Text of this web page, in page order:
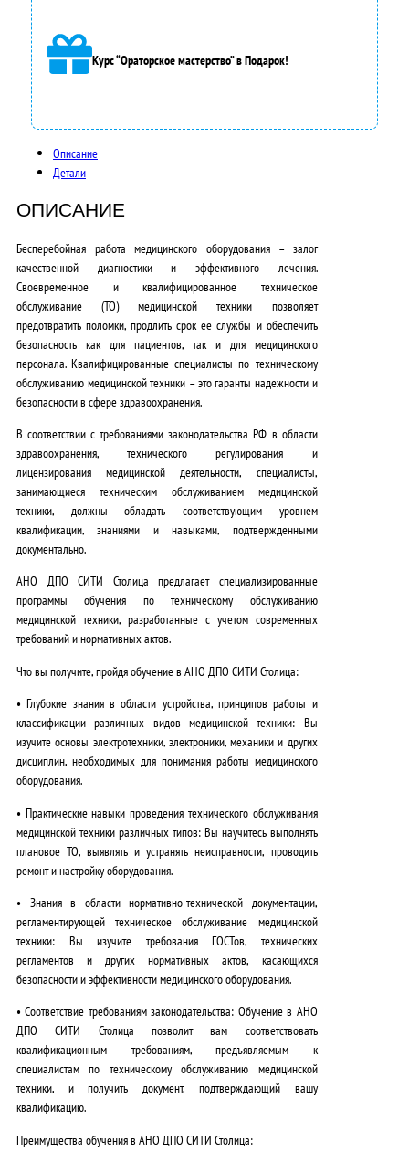
3
5
0
0
0
₽
.
Курс “Ораторское мастерство” в Подарок!
Описание
Детали
ОПИСАНИЕ
Бесперебойная работа медицинского оборудования – залог
качественной диагностики и эффективного лечения.
Своевременное и квалифицированное техническое
обслуживание (ТО) медицинской техники позволяет
предотвратить поломки, продлить срок ее службы и обеспечить
безопасность как для пациентов, так и для медицинского
персонала.Квалифицированные специалисты по техническому
обслуживанию медицинской техники – это гаранты надежности и
безопасности в сфере здравоохранения.
В соответствии с требованиями законодательства РФ в области
здравоохранения, технического регулирования и
лицензирования медицинской деятельности, специалисты,
занимающиеся техническим обслуживанием медицинской
техники, должны обладать соответствующим уровнем
квалификации, знаниями и навыками, подтвержденными
документально.
АНО ДПО СИТИ Столица предлагает специализированные
программы обучения по техническому обслуживанию
медицинской техники, разработанные с учетом современных
требований и нормативных актов.
Что вы получите, пройдя обучение в АНО ДПО СИТИ Столица:
•Глубокие знания в области устройства, принципов работы и
классификации различных видов медицинской техники: Вы
изучите основы электротехники, электроники, механики и других
дисциплин, необходимых для понимания работы медицинского
оборудования.
• Практические навыки проведения технического обслуживания
медицинской техники различных типов:Вы научитесь выполнять
плановое ТО, выявлять и устранять неисправности, проводить
ремонт и настройку оборудования.
• Знания в области нормативно-технической документации,
регламентирующей техническое обслуживание медицинской
техники: Вы изучите требования ГОСТов, технических
регламентов и других нормативных актов, касающихся
безопасности и эффективности медицинского оборудования.
•Соответствие требованиям законодательства: Обучение в АНО
ДПО СИТИ Столица позволит вам соответствовать
квалификационным требованиям, предъявляемым к
специалистам по техническому обслуживанию медицинской
техники, и получить документ, подтверждающий вашу
квалификацию.
Преимущества обучения в АНО ДПО СИТИ Столица: